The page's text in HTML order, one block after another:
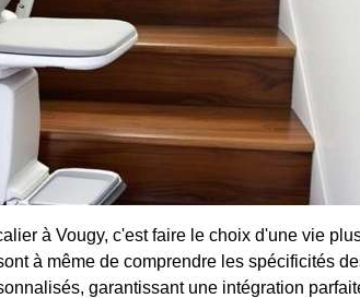
à Vougy, c'est faire le choix d'une vie
à même de comprendre les spécificités
garantissant une intégration